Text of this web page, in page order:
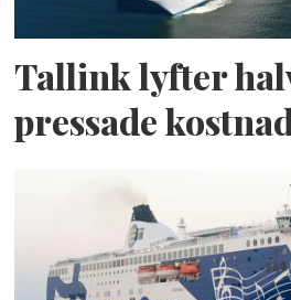
Tallink lyfter
pressade